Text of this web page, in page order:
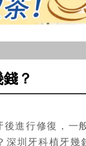
？
進行修復，一
圳牙科植牙幾